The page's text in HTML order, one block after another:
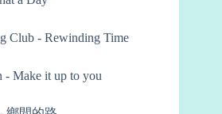
Club - Rewinding Time
- Make it up to you